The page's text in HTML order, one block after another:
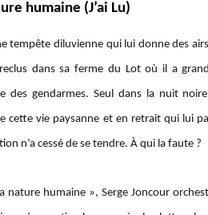
humaine (J’ai Lu)
tempête diluvienne qui lui donne des
dans sa ferme du Lot où il a
des gendarmes. Seul dans la nuit
cette vie paysanne et en retrait qui lui
n’a cessé de se tendre. À qui la faute ?
nature humaine », Serge Joncour